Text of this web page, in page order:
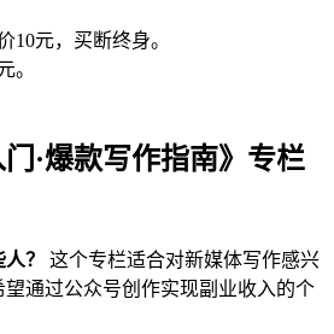
10元，买断终身。
。
门·爆款写作指南》专栏
？
这个专栏适合对新媒体写作感兴
通过公众号创作实现副业收入的个